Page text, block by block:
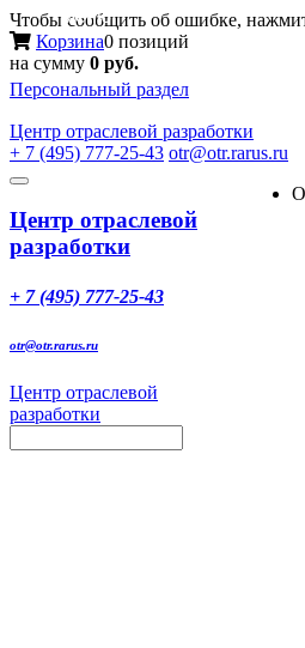
Чтобы сообщить об ошибке,
Корзина0 позиций
на сумму 0 руб.
Персональный раздел
Центр отраслевой разработки
+ 7 (495) 777-25-43 otr@otr.rarus.ru
Toggle
Меню
Центр отраслевой
разработки
+ 7 (495) 777-25-43
otr@otr.rarus.ru
Центр отраслевой
разработки